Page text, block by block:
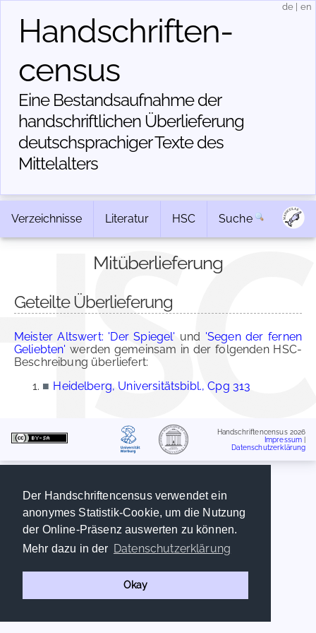
Der Handschriftencensus verwendet ein
anonymes Statistik-Cookie, um die Nutzung
der Online-Präsenz auswerten zu können.
Mehr dazu in der Datenschutzerklärung
Okay
Handschriften­
census
Eine Bestandsaufnahme der
handschriftlichen Über­lieferung
deutschsprachiger Texte des
Mittelalters
de en
Verzeichnisse Literatur HSC Suche
Mitüberlieferung
Geteilte Überlieferung
Meister Altswert: 'Der Spiegel' und 'Segen der fernen
Geliebten' werden gemeinsam in der folgenden HSC-
Beschreibung überliefert:
■ Heidelberg, Universitätsbibl., Cpg 313
Handschriftencensus 2026
Impressum
Datenschutzerklärung